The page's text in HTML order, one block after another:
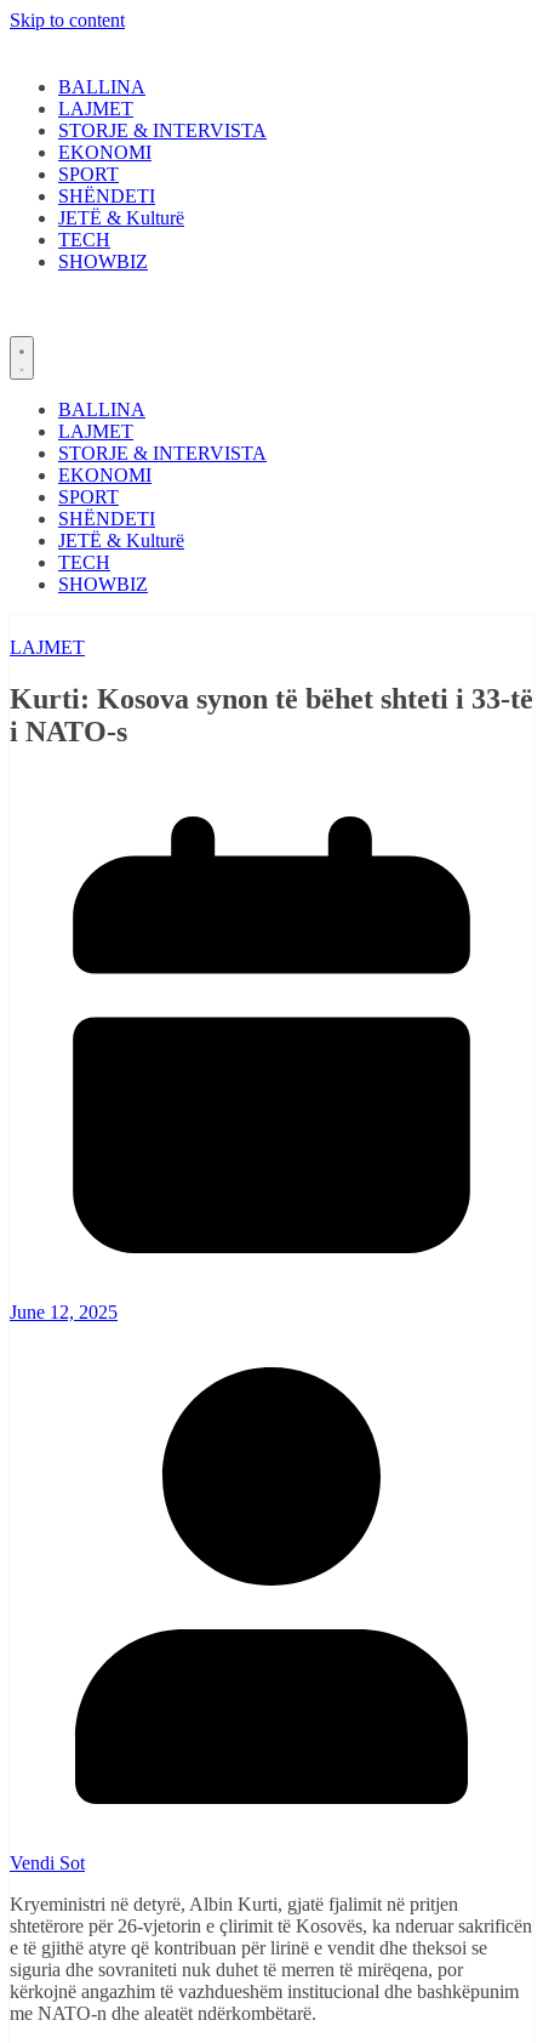
Skip to content
BALLINA
LAJMET
STORJE & INTERVISTA
EKONOMI
SPORT
SHËNDETI
JETË & Kulturë
TECH
SHOWBIZ
BALLINA
LAJMET
STORJE & INTERVISTA
EKONOMI
SPORT
SHËNDETI
JETË & Kulturë
TECH
SHOWBIZ
LAJMET
Kurti: Kosova synon të bëhet shteti i 33-të
i NATO-s
June 12, 2025
Vendi Sot
Kryeministri në detyrë, Albin Kurti, gjatë fjalimit në pritjen
shtetërore për 26-vjetorin e çlirimit të Kosovës, ka nderuar sakrificën
e të gjithë atyre që kontribuan për lirinë e vendit dhe theksoi se
siguria dhe sovraniteti nuk duhet të merren të mirëqena, por
kërkojnë angazhim të vazhdueshëm institucional dhe bashkëpunim
me NATO-n dhe aleatët ndërkombëtarë.